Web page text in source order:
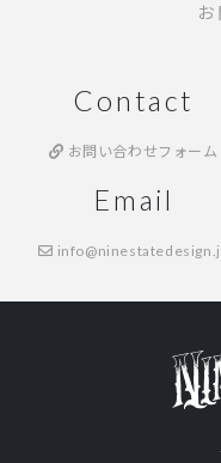
Contact
お問い合わせフォーム
Email